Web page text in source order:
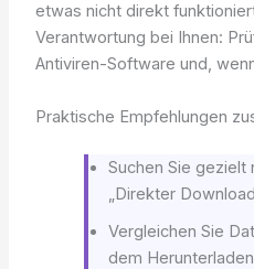
etwas nicht direkt
Verantwortung bei Ihnen:
Antiviren-Software und,
Praktische Empfehlungen
Suchen Sie gezielt
„Direkter
Vergleichen Sie
dem